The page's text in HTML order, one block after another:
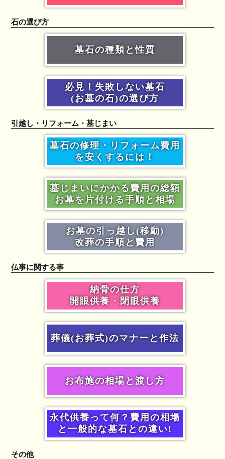
石の選び方
墓石の種類と性質
必見！失敗しない墓石
(お墓の石)の選び方
引越し・リフォーム・墓じまい
墓石の修理・リフォーム費用
を安くするには！
墓じまいにかかる費用の総額
お墓を片付ける手順と相場
お墓の引っ越し(移動)
改葬の手順と費用
仏事に関する事
納骨の仕方
開眼供養・閉眼供養
葬儀(お葬式)のマナーと作法
お布施の相場と渡し方
永代供養って何？費用の相場
と一般的な墓石との違い!
その他